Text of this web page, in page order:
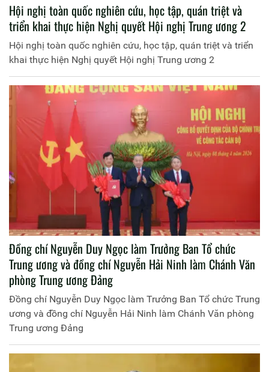
Hội nghị toàn quốc nghiên cứu, học tập, quán triệt và
triển khai thực hiện Nghị quyết Hội nghị Trung ương 2
Hội nghị toàn quốc nghiên cứu, học tập, quán triệt và triển
khai thực hiện Nghị quyết Hội nghị Trung ương 2
Đồng chí Nguyễn Duy Ngọc làm Trưởng Ban Tổ chức
Trung ương và đồng chí Nguyễn Hải Ninh làm Chánh Văn
phòng Trung ương Đảng
Đồng chí Nguyễn Duy Ngọc làm Trưởng Ban Tổ chức Trung
ương và đồng chí Nguyễn Hải Ninh làm Chánh Văn phòng
Trung ương Đảng